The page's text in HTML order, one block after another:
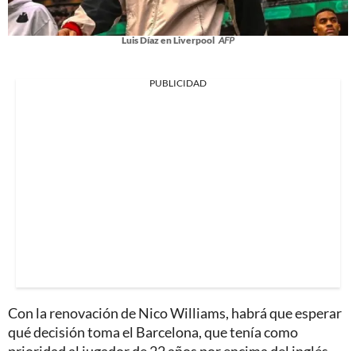
Luis Díaz en Liverpool AFP
PUBLICIDAD
Con la renovación de Nico Williams, habrá que esperar
qué decisión toma el Barcelona, que tenía como